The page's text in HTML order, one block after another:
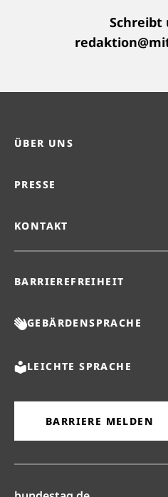
Schreibt
ÜBER UNS
PRESSE
KONTAKT
BARRIEREFREIHEIT
GEBÄRDENSPRACHE
LEICHTE SPRACHE
BARRIERE MELDEN